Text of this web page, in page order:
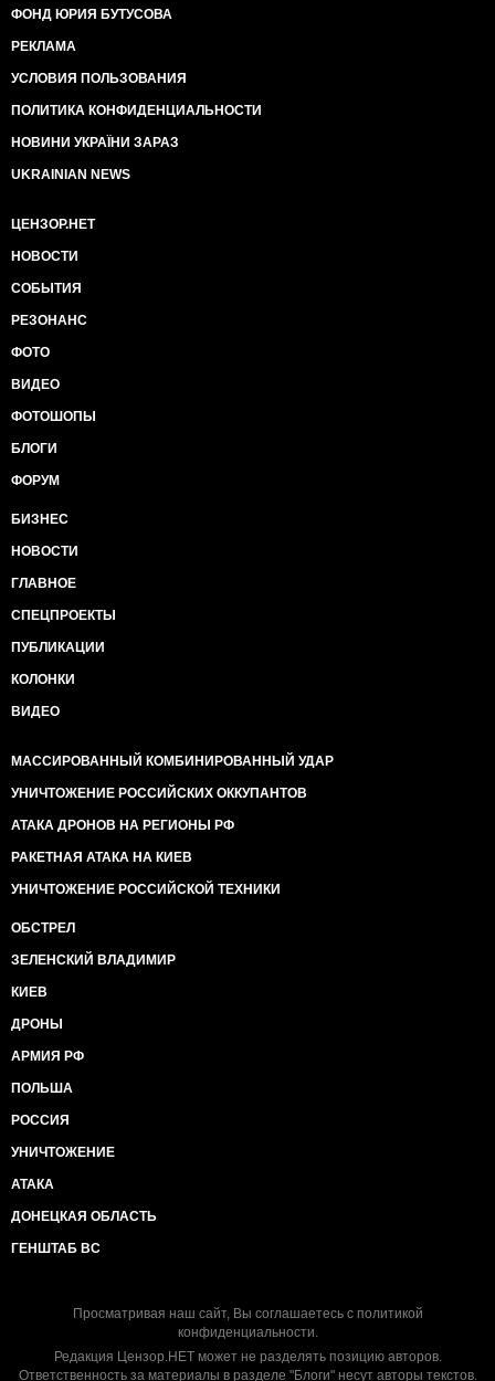
ФОНД ЮРИЯ БУТУСОВА
РЕКЛАМА
УСЛОВИЯ ПОЛЬЗОВАНИЯ
ПОЛИТИКА КОНФИДЕНЦИАЛЬНОСТИ
НОВИНИ УКРАЇНИ ЗАРАЗ
UKRAINIAN NEWS
ЦЕНЗОР.НЕТ
НОВОСТИ
СОБЫТИЯ
РЕЗОНАНС
ФОТО
ВИДЕО
ФОТОШОПЫ
БЛОГИ
ФОРУМ
БИЗНЕС
НОВОСТИ
ГЛАВНОЕ
СПЕЦПРОЕКТЫ
ПУБЛИКАЦИИ
КОЛОНКИ
ВИДЕО
МАССИРОВАННЫЙ КОМБИНИРОВАННЫЙ УДАР
УНИЧТОЖЕНИЕ РОССИЙСКИХ ОККУПАНТОВ
АТАКА ДРОНОВ НА РЕГИОНЫ РФ
РАКЕТНАЯ АТАКА НА КИЕВ
УНИЧТОЖЕНИЕ РОССИЙСКОЙ ТЕХНИКИ
ОБСТРЕЛ
ЗЕЛЕНСКИЙ ВЛАДИМИР
КИЕВ
ДРОНЫ
АРМИЯ РФ
ПОЛЬША
РОССИЯ
УНИЧТОЖЕНИЕ
АТАКА
ДОНЕЦКАЯ ОБЛАСТЬ
ГЕНШТАБ ВС
Просматривая наш сайт, Вы соглашаетесь с политикой
конфиденциальности.
Редакция Цензор.НЕТ может не разделять позицию авторов.
Ответственность за материалы в разделе "Блоги" несут авторы текстов.